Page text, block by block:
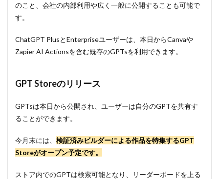
のこと、会社の内部利用や広く一般に公開することも可能で
す。
ChatGPT PlusとEnterpriseユーザーは、本日からCanvaや
Zapier AI Actionsを含む既存のGPTsを利用できます。
GPT Storeのリリース
GPTsは本日から公開され、ユーザーは自分のGPTを共有す
ることができます。
今月末には、 検証済みビルダーによる作品を特集するGPT
Storeがオープン予定です。
ストア内でのGPTは検索可能となり、リーダーボードを上る